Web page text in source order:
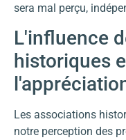
sera mal perçu,
L'influence
historiques
Les associations
notre perception des